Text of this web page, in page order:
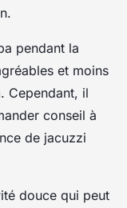
pendant la
et moins
Cependant, il
conseil à
de jacuzzi
douce qui peut